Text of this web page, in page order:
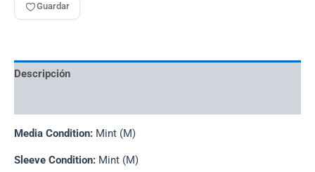
Guardar
Descripción
Media Condition: Mint (M)
Sleeve Condition: Mint (M)